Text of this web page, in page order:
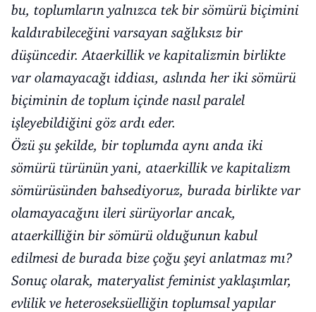
bu, toplumların yalnızca tek bir sömürü biçimini
kaldırabileceğini varsayan sağlıksız bir
düşüncedir. Ataerkillik ve kapitalizmin birlikte
var olamayacağı iddiası, aslında her iki sömürü
biçiminin de toplum içinde nasıl paralel
işleyebildiğini göz ardı eder.
Özü şu şekilde, bir toplumda aynı anda iki
sömürü türünün yani, ataerkillik ve kapitalizm
sömürüsünden bahsediyoruz, burada birlikte var
olamayacağını ileri sürüyorlar ancak,
ataerkilliğin bir sömürü olduğunun kabul
edilmesi de burada bize çoğu şeyi anlatmaz mı?
Sonuç olarak, materyalist feminist yaklaşımlar,
evlilik ve heteroseksüelliğin toplumsal yapılar